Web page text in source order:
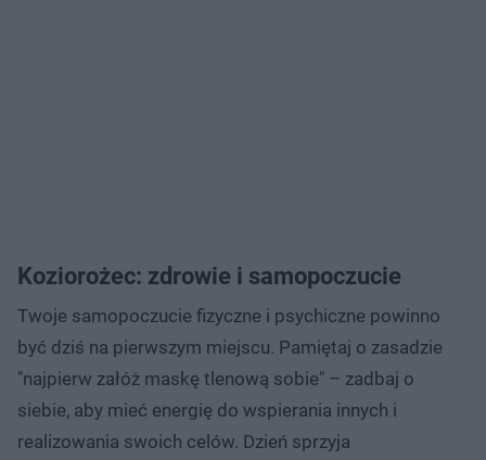
Koziorożec: zdrowie i samopoczucie
Twoje samopoczucie fizyczne i psychiczne powinno
być dziś na pierwszym miejscu. Pamiętaj o zasadzie
"najpierw załóż maskę tlenową sobie" – zadbaj o
siebie, aby mieć energię do wspierania innych i
realizowania swoich celów. Dzień sprzyja